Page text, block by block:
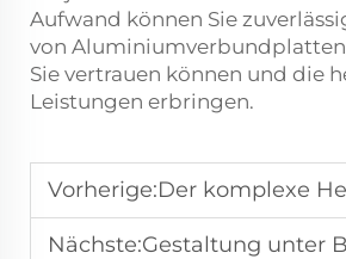
Aufwand können Sie
von
Sie vertrauen können und die
Leistungen erbringen.
Vorherige:Der komplexe Herstellungsprozess
Nächste:Gestaltung unter Berücksichtigung von